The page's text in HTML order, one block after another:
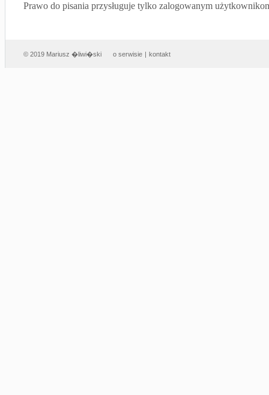
Prawo do pisania przysługuje tylko zalogowanym
© 2019 Mariusz �liwi�ski o serwisie | kontakt